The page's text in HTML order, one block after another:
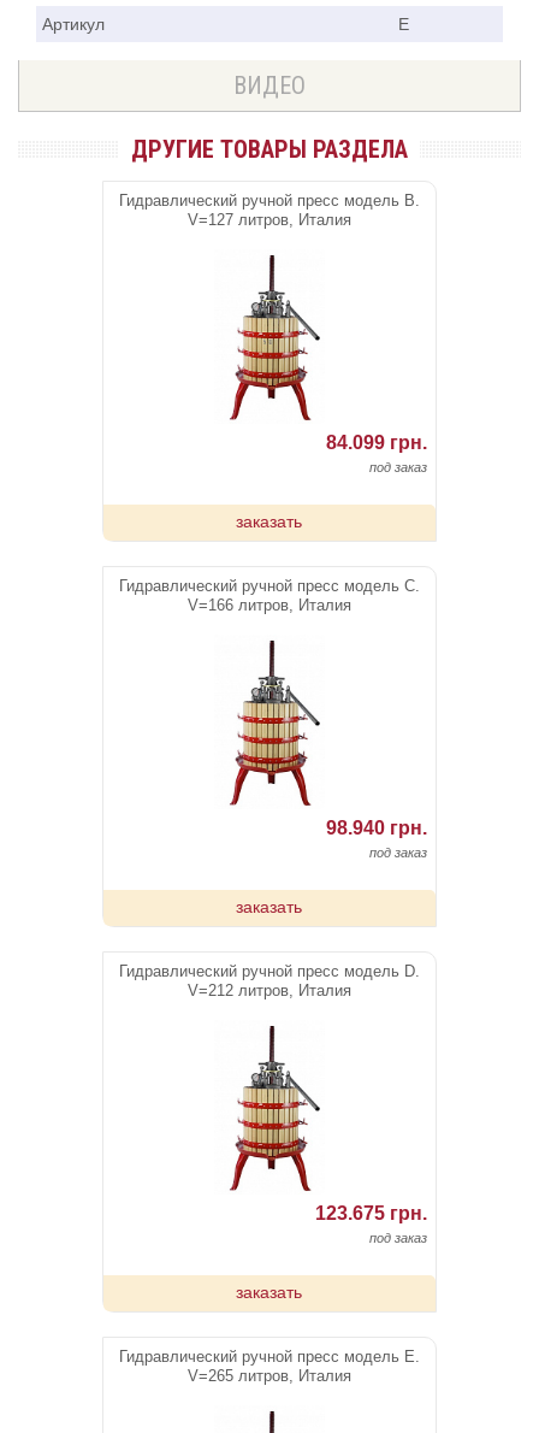
Артикул E
ВИДЕО
ДРУГИЕ ТОВАРЫ РАЗДЕЛА
Гидравлический ручной пресс модель В.
V=127 литров, Италия
84.099 грн.
под заказ
заказать
Гидравлический ручной пресс модель C.
V=166 литров, Италия
98.940 грн.
под заказ
заказать
Гидравлический ручной пресс модель D.
V=212 литров, Италия
123.675 грн.
под заказ
заказать
Гидравлический ручной пресс модель E.
V=265 литров, Италия